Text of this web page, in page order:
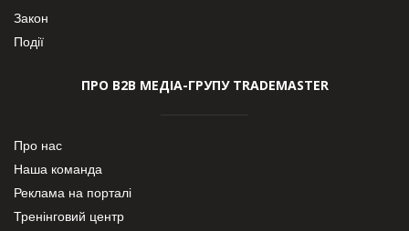
Закон
Події
ПРО В2В МЕДІА-ГРУПУ TRADEMASTER
Про нас
Наша команда
Реклама на порталі
Тренінговий центр